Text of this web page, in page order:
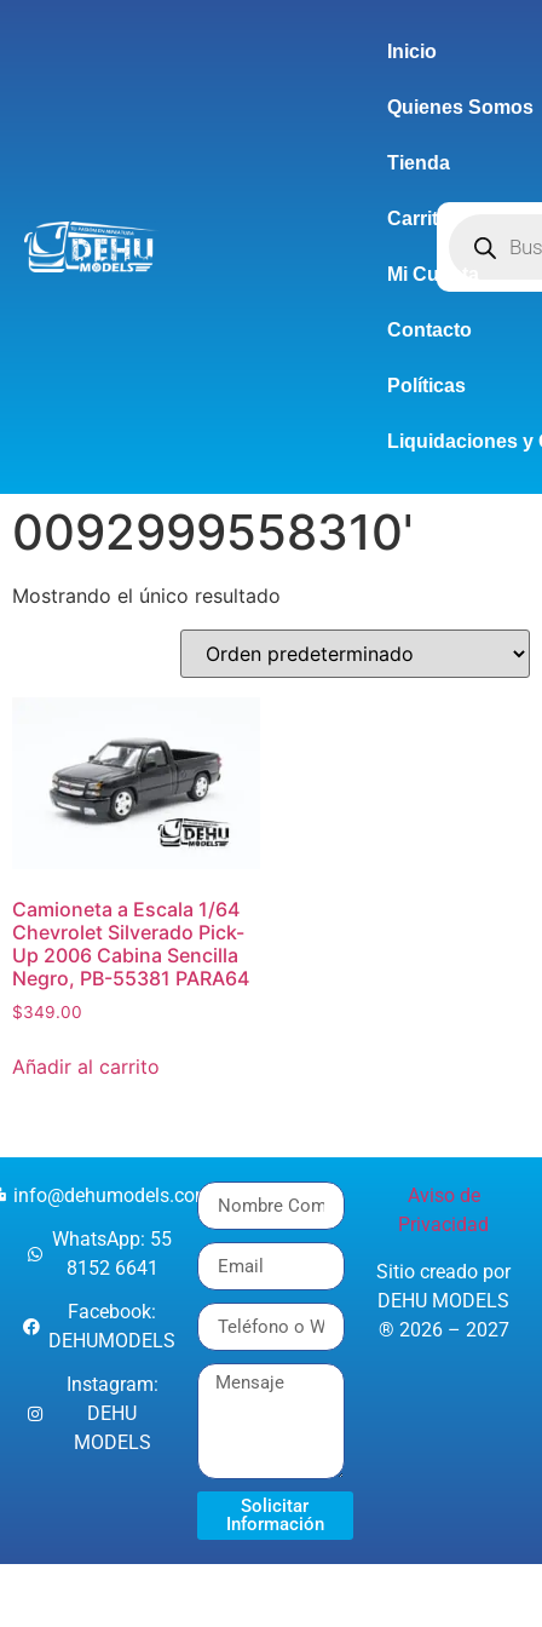
Inicio
Quienes Somos
Tienda
Carrito
Mi Cuenta
Contacto
Políticas
Liquidaciones y
0092999558310'
Mostrando el único resultado
Camioneta a Escala 1/64
Chevrolet Silverado Pick-
Up 2006 Cabina Sencilla
Negro, PB-55381 PARA64
$349.00
Añadir al carrito
info@dehumodels.com
WhatsApp: 55
8152 6641
Facebook:
DEHUMODELS
Instagram:
DEHU
MODELS
Solicitar
Información
Aviso de
Privacidad
Sitio creado por
DEHU MODELS
® 2026 – 2027